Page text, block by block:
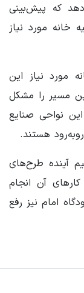
که پیش‌بینی
مورد نیاز
مورد نیاز این
مسیر را مشکل
نواحی صنایع
هستند.
آینده طرح‌های
آن انجام
امام نیز رفع